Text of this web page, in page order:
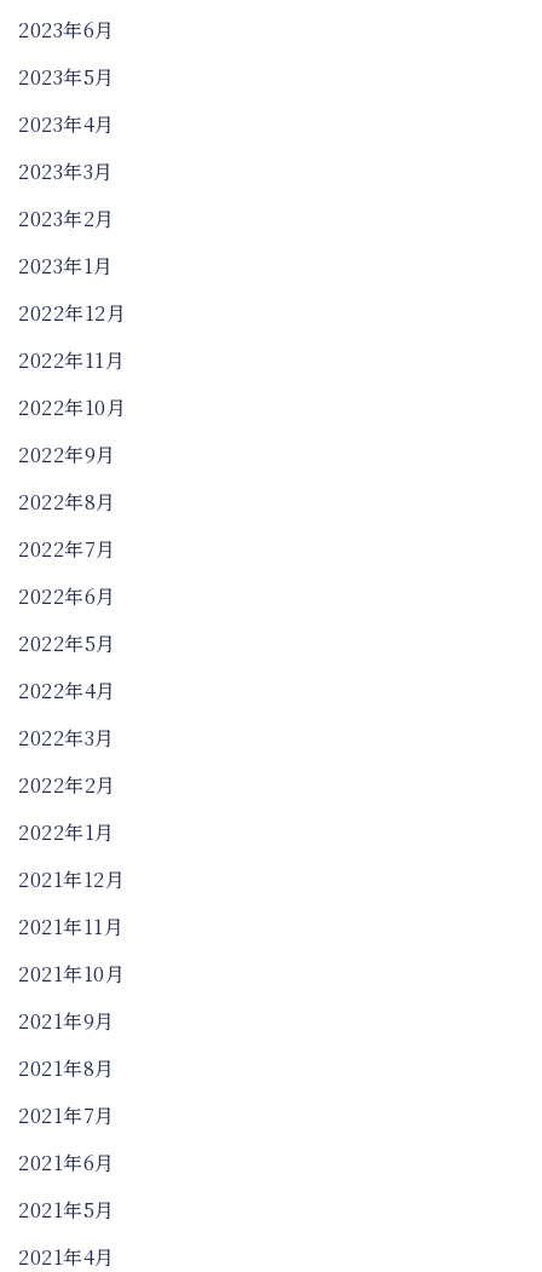
2023年6月
2023年5月
2023年4月
2023年3月
2023年2月
2023年1月
2022年12月
2022年11月
2022年10月
2022年9月
2022年8月
2022年7月
2022年6月
2022年5月
2022年4月
2022年3月
2022年2月
2022年1月
2021年12月
2021年11月
2021年10月
2021年9月
2021年8月
2021年7月
2021年6月
2021年5月
2021年4月